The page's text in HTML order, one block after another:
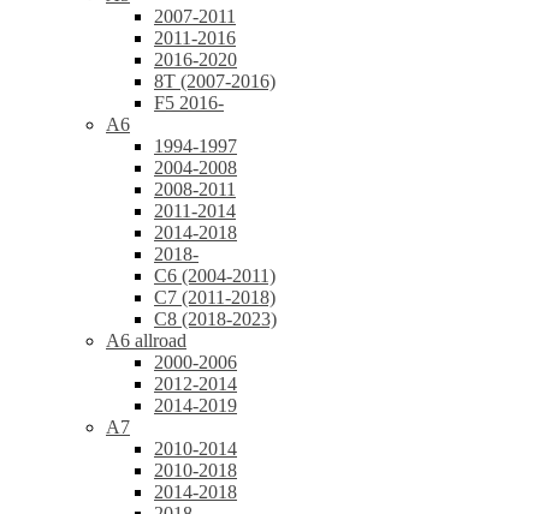
2007-2011
2011-2016
2016-2020
8T (2007-2016)
F5 2016-
A6
1994-1997
2004-2008
2008-2011
2011-2014
2014-2018
2018-
C6 (2004-2011)
C7 (2011-2018)
C8 (2018-2023)
A6 allroad
2000-2006
2012-2014
2014-2019
A7
2010-2014
2010-2018
2014-2018